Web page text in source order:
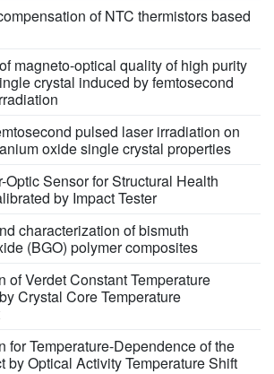
of NTC thermistors based
magneto-optical quality of high purity
crystal induced by femtosecond
pulsed laser irradiation on
oxide single crystal properties
Optic Sensor for Structural Health
by Impact Tester
characterization of bismuth
(BGO) polymer composites
of Verdet Constant Temperature
Crystal Core Temperature
for Temperature-Dependence of the
by Optical Activity Temperature Shift